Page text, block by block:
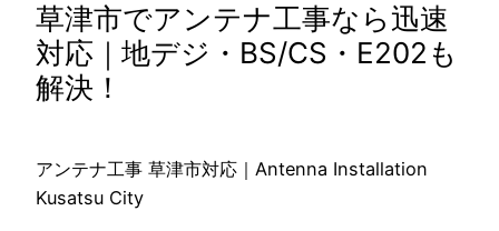
草津市でアンテナ工事なら迅速
対応｜地デジ・BS/CS・E202も
解決！
アンテナ工事 草津市対応｜Antenna Installation
Kusatsu City